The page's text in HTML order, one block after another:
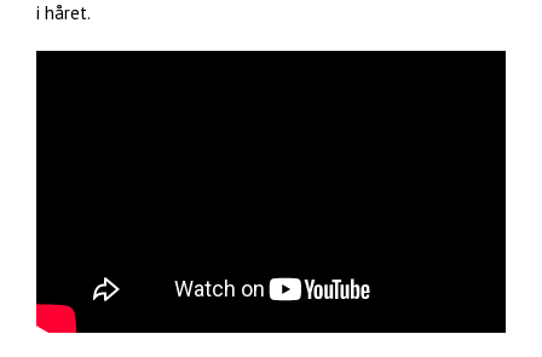
i håret.